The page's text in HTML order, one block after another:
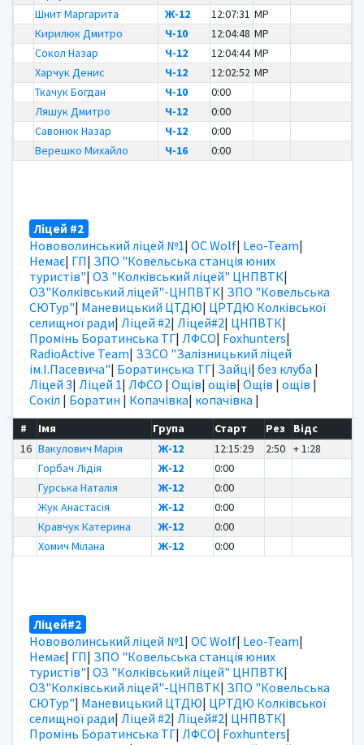
Шнит Маргарита
Ж-12 12:07:31 MP
Кирилюк Дмитро
Ч-10 12:04:48 MP
Сокол Назар
Ч-12 12:04:44 MP
Харчук Денис
Ч-12 12:02:52 MP
Ткачук Богдан
Ч-10
0:00
Ляшук Дмитро
Ч-12
0:00
Савонюк Назар
Ч-12
0:00
Верешко Михайло
Ч-16 0:00
Ліцей #2
Нововолинський ліцей №1| OC Wolf| Leo-Team|
Немає| ГП| ЗПО "Ковельська станція юних
туристів"| ОЗ "Колківський ліцей" ЦНПВТК|
ОЗ"Колківський ліцей"-ЦНПВТК| ЗПО "Ковельська
СЮТур"| Маневицький ЦТДЮ| ЦРТДЮ Колківської
селищної ради| Ліцей #2| Ліцей#2| ЦНПВТК|
Промінь Боратинська ТГ| ЛФСО| Foxhunters|
RadioActive Team| ЗЗСО "Залізницький ліцей
ім.І.Пасевича"| Боратинська ТГ| Зайці| без клуба |
Ліцей 3| Ліцей 1| ЛФСО | Ощів| ощів| Ощів | ощів |
Сокіл | Боратин | Копачівка| копачівка |
# Імя Група Старт Рез
Відс
16 Вакулович Марія Ж-12 12:15:29 2:50 + 1:28
Горбач Лідія
Ж-12
0:00
Гурська Наталія
Ж-12
0:00
Жук Анастасія
Ж-12
0:00
Кравчук Катерина
Ж-12
0:00
Хомич Мілана
Ж-12 0:00
Ліцей#2
Нововолинський ліцей №1| OC Wolf| Leo-Team|
Немає| ГП| ЗПО "Ковельська станція юних
туристів"| ОЗ "Колківський ліцей" ЦНПВТК|
ОЗ"Колківський ліцей"-ЦНПВТК| ЗПО "Ковельська
СЮТур"| Маневицький ЦТДЮ| ЦРТДЮ Колківської
селищної ради| Ліцей #2| Ліцей#2| ЦНПВТК|
Промінь Боратинська ТГ| ЛФСО| Foxhunters|